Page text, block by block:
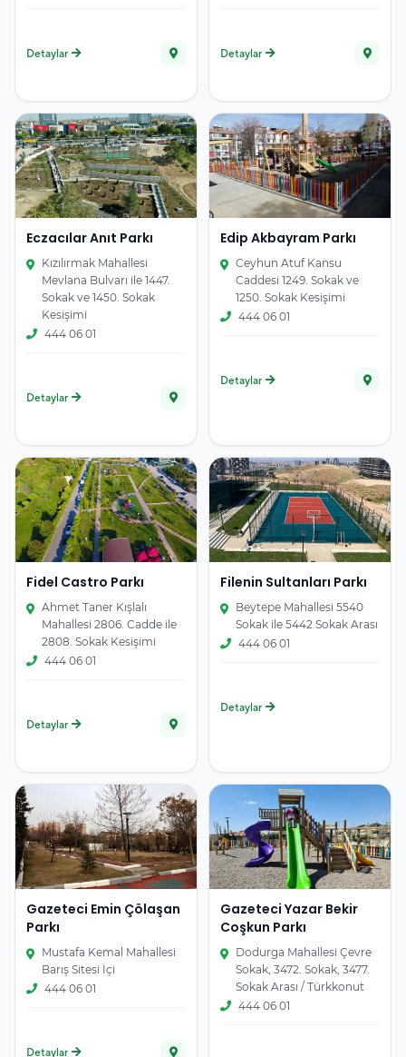
Detaylar Detaylar
Eczacılar Anıt Parkı
Kızılırmak Mahallesi
Mevlana Bulvarı ile 1447.
Sokak ve 1450. Sokak
Kesişimi
444 06 01
Detaylar
Edip Akbayram Parkı
Ceyhun Atuf Kansu
Caddesi 1249. Sokak ve
1250. Sokak Kesişimi
444 06 01
Detaylar
Fidel Castro Parkı
Ahmet Taner Kışlalı
Mahallesi 2806. Cadde ile
2808. Sokak Kesişimi
444 06 01
Detaylar
Filenin Sultanları Parkı
Beytepe Mahallesi 5540
Sokak ile 5442 Sokak Arası
444 06 01
Detaylar
Gazeteci Emin Çölaşan
Parkı
Mustafa Kemal Mahallesi
Barış Sitesi İçi
444 06 01
Detaylar
Gazeteci Yazar Bekir
Coşkun Parkı
Dodurga Mahallesi Çevre
Sokak, 3472. Sokak, 3477.
Sokak Arası / Türkkonut
444 06 01